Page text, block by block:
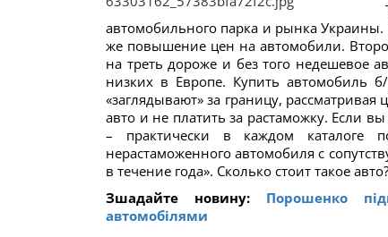
автомобильного парка и рынка
же повышение цен на автомобили.
на треть дороже и без того недешевое
низких в Европе. Купить автомобиль
«заглядывают» за границу,
авто и не платить за растаможку. Если
– практически в каждом каталоге
нерастаможенного автомобиля с
в течение года». Сколько стоит такое
Зшадайте новину: Порошенко
автомобілями